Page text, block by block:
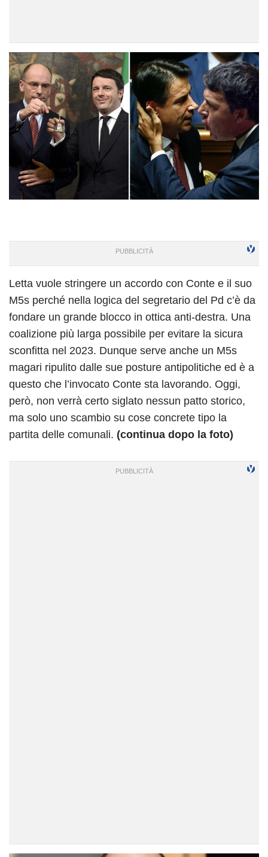
Letta vuole stringere un accordo con Conte e il suo
M5s perché nella logica del segretario del Pd c’è da
fondare un grande blocco in ottica anti-destra. Una
coalizione più larga possibile per evitare la sicura
sconfitta nel 2023. Dunque serve anche un M5s
magari ripulito dalle sue posture antipolitiche ed è a
questo che l’invocato Conte sta lavorando. Oggi,
però, non verrà certo siglato nessun patto storico,
ma solo uno scambio su cose concrete tipo la
partita delle comunali. (continua dopo la foto)